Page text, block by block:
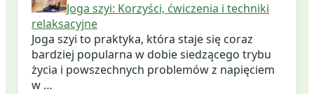
Joga szyi: Korzyści, ćwiczenia i techniki
relaksacyjne
Joga szyi to praktyka, która staje się coraz
bardziej popularna w dobie siedzącego trybu
życia i powszechnych problemów z napięciem
w …